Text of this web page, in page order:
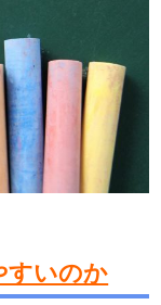
すいのか